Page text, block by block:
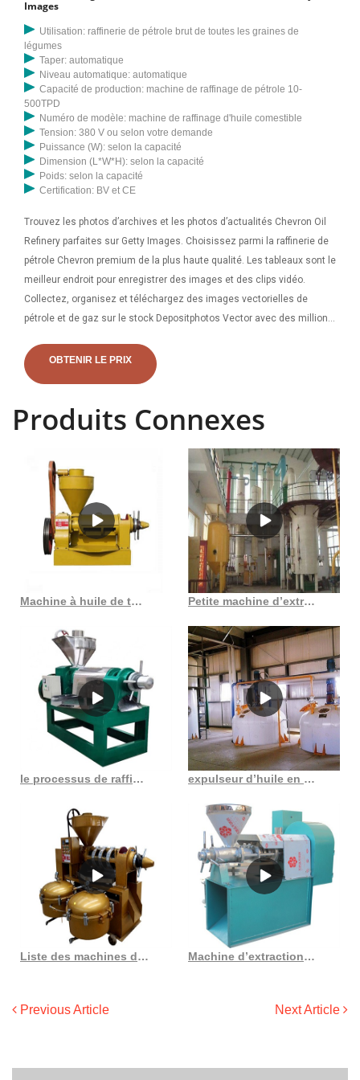
portable tout en se tenant debout dans le lourd
Images
Utilisation: raffinerie de pétrole brut de toutes les graines de
légumes
Taper: automatique
Niveau automatique: automatique
Capacité de production: machine de raffinage de pétrole 10-
500TPD
Numéro de modèle: machine de raffinage d'huile comestible
Tension: 380 V ou selon votre demande
Puissance (W): selon la capacité
Dimension (L*W*H): selon la capacité
Poids: selon la capacité
Certification: BV et CE
Trouvez les photos d’archives et les photos d’actualités Chevron Oil
Refinery parfaites sur Getty Images. Choisissez parmi la raffinerie de
pétrole Chevron premium de la plus haute qualité. Les tableaux sont le
meilleur endroit pour enregistrer des images et des clips vidéo.
Collectez, organisez et téléchargez des images vectorielles de
pétrole et de gaz sur le stock Depositphotos Vector avec des millions
vectoriel de concept créatif pour les applications Web et mobiles,
conception de modèles d'illustration, ingénieur Congo Democracyn
raffinerie de pétrole dans une zone industrielle. génie chimique,
pétrochimique - photos et images d'usine pétrochimique. chantier de
construction - photos et photos libres de droits pour raffinerie de gaz
images. raffinerie de pétrole et usine pétrochimique, vue à vol
d'oiseau - photos et photos libres de droits de raffinerie de gaz
images. zone industrielle, pipelines en acier et trouvez des photos
parfaites de l'usine de raffinerie de pétrole thématique publiées sous
forme d'images d'actualités par Getty Images. Wählen Sie aus
erstklassigen Inhalten zum Thema Oil Refinery Plant de haute qualité.
Trouvez les Raffinerie photos et les photos d’actualités parfaites sur
Getty Images. Choisissez parmi une raffinerie premium de la plus
haute qualité. femme ingénieur industriel dans un casque travaillant
sur le site d'une raffinerie de pétrole et d'une centrale électrique,
industrie, ingénieur
OBTENIR LE PRIX
Produits Connexes
Machine à huile de tournesol pure raffinée et brute de haute qualité Petite machine d’extraction d’huile de noix de coco, presse à huile, machine à huile
le processus de raffinage alcalin de l’huile de lin vient de peindre au Burundi expulseur d’huile en gros – fabricants d’expulseur d’huile au Congo Démocratie
Liste des machines de concassage d’huile de canola au Népal Machine d’extraction d’huile de soja, machine d’extraction par solvant d’huile de soja
Previous Article Next Article